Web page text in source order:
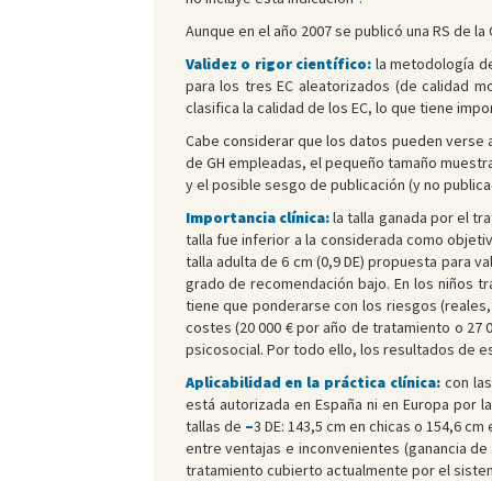
Aunque en el año 2007 se publicó una RS de
Validez o rigor científico: la metodología
para los tres EC aleatorizados (de calidad
clasifica la calidad de los EC, lo que tiene
Cabe considerar que los datos pueden
de GH empleadas, el pequeño tamaño
y el posible sesgo de publicación (y no
Importancia clínica:la talla ganada por el
talla fue inferior a la considerada como
talla adulta de 6 cm (0,9 DE) propuesta para
grado de recomendación bajo. En los niños
tiene que ponderarse con los riesgos
costes (20 000 € por año de tratamiento o 27
psicosocial. Por todo ello, los resultados de
Aplicabilidad en la práctica clínica: con
está autorizada en España ni en Europa por
tallas de –3 DE: 143,5 cm en chicas o 154,6
entre ventajas e inconvenientes (ganancia
tratamiento cubierto actualmente por el